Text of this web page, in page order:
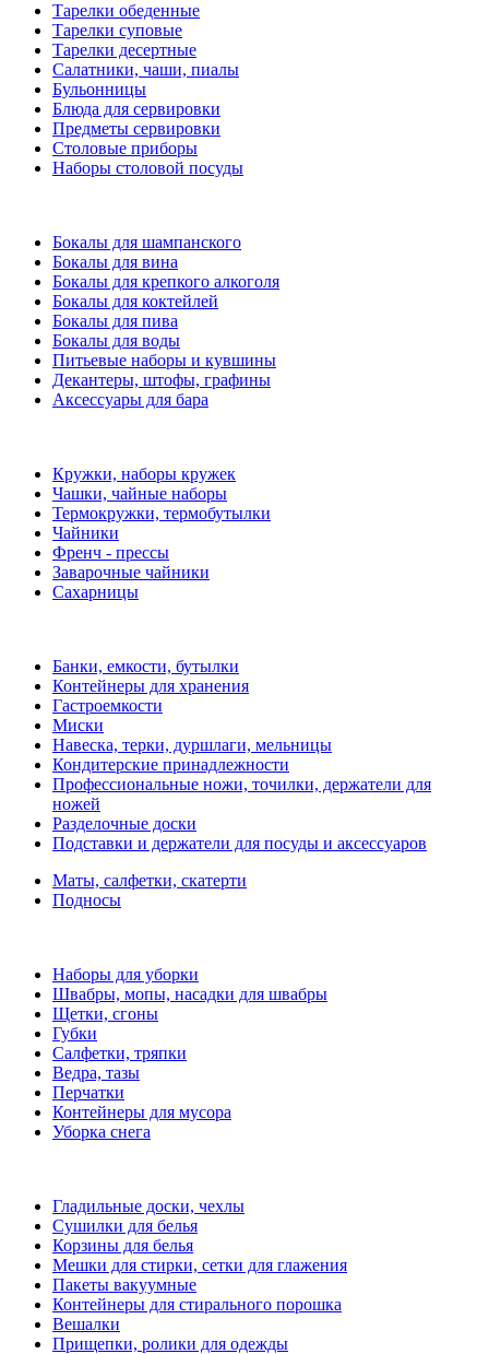
Тарелки обеденные
Тарелки суповые
Тарелки десертные
Салатники, чаши, пиалы
Бульонницы
Блюда для сервировки
Предметы сервировки
Столовые приборы
Наборы столовой посуды
Бокалы для шампанского
Бокалы для вина
Бокалы для крепкого алкоголя
Бокалы для коктейлей
Бокалы для пива
Бокалы для воды
Питьевые наборы и кувшины
Декантеры, штофы, графины
Аксессуары для бара
Кружки, наборы кружек
Чашки, чайные наборы
Термокружки, термобутылки
Чайники
Френч - прессы
Заварочные чайники
Сахарницы
Банки, емкости, бутылки
Контейнеры для хранения
Гастроемкости
Миски
Навеска, терки, дуршлаги, мельницы
Кондитерские принадлежности
Профессиональные ножи, точилки, держатели для
ножей
Разделочные доски
Подставки и держатели для посуды и аксессуаров
Маты, салфетки, скатерти
Подносы
Наборы для уборки
Швабры, мопы, насадки для швабры
Щетки, сгоны
Губки
Салфетки, тряпки
Ведра, тазы
Перчатки
Контейнеры для мусора
Уборка снега
Гладильные доски, чехлы
Сушилки для белья
Корзины для белья
Мешки для стирки, сетки для глажения
Пакеты вакуумные
Контейнеры для стирального порошка
Вешалки
Прищепки, ролики для одежды